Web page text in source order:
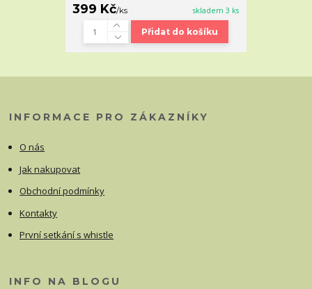
399 Kč/ks skladem 3 ks
Přidat do košíku
INFORMACE PRO ZÁKAZNÍKY
O nás
Jak nakupovat
Obchodní podmínky
Kontakty
První setkání s whistle
INFO NA BLOGU